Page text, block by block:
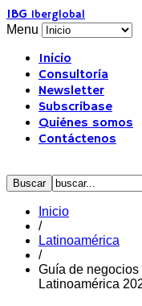
IBG Iberglobal
Menu
Inicio
Consultoría
Newsletter
Subscríbase
Quiénes somos
Contáctenos
Inicio
/
Latinoamérica
/
Guía de negocios
Latinoamérica